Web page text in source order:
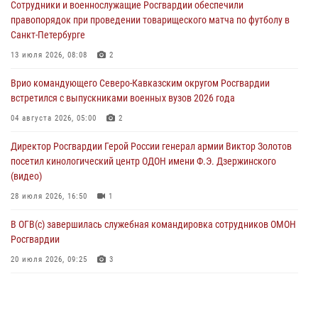
подготовки на Урале
08 августа 2026, 05:00 3
В ДНР выполняющие задачи СВО росгвардейцы получают из дома
08 августа 2026, 05:00
Комплексные проверки безопасности объектов образования с
08 августа 2026, 04:01
Сотрудники и военнослужащие Росгвардии обеспечили
правопорядок при проведении товарищеского матча по футболу в
Санкт-Петербурге
13 июля 2026, 08:08 2
Врио командующего Северо-Кавказским округом Росгвардии
встретился с выпускниками военных вузов 2026 года
04 августа 2026, 05:00 2
Директор Росгвардии Герой России генерал армии Виктор Золотов
посетил кинологический центр ОДОН имени Ф.Э. Дзержинского
(видео)
28 июля 2026, 16:50 1
В ОГВ(с) завершилась служебная командировка сотрудников ОМОН
Росгвардии
20 июля 2026, 09:25 3